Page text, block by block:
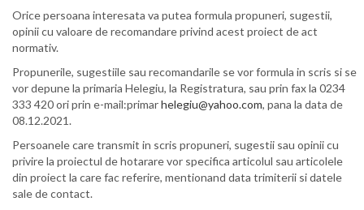
Orice persoana interesata va putea formula propuneri, sugestii,
opinii cu valoare de recomandare privind acest proiect de act
normativ.
Propunerile, sugestiile sau recomandarile se vor formula in scris si se
vor depune la primaria Helegiu, la Registratura, sau prin fax la 0234
333 420 ori prin e-mail:primarhelegiu@yahoo.com, pana la data de
08.12.2021.
Persoanele care transmit in scris propuneri, sugestii sau opinii cu
privire la proiectul de hotarare vor specifica articolul sau articolele
din proiect la care fac referire, mentionand data trimiterii si datele
sale de contact.